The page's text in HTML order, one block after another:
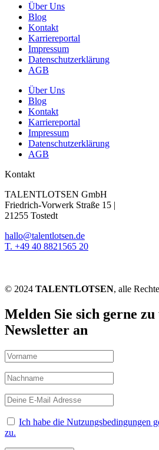
Über Uns
Blog
Kontakt
Karriereportal
Impressum
Datenschutzerklärung
AGB
Über Uns
Blog
Kontakt
Karriereportal
Impressum
Datenschutzerklärung
AGB
Kontakt
TALENTLOTSEN GmbH
Friedrich-Vorwerk Straße 15 |
21255 Tostedt
hallo@talentlotsen.de
T. +49 40 8821565 20
© 2024 TALENTLOTSEN, alle
Melden Sie sich gerne zu
Newsletter an
Ich habe die Nutzungsbedingungen
zu.